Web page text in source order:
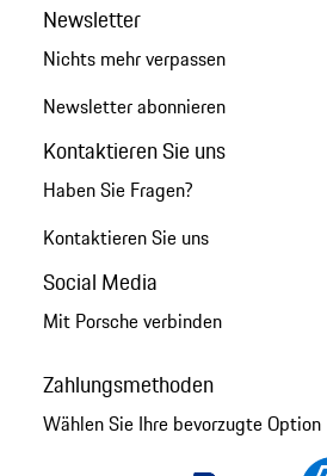
Newsletter
Nichts mehr verpassen
Newsletter abonnieren
Kontaktieren Sie uns
Haben Sie Fragen?
Kontaktieren Sie uns
Social Media
Mit Porsche verbinden
Zahlungsmethoden
Wählen Sie Ihre bevorzugte Option